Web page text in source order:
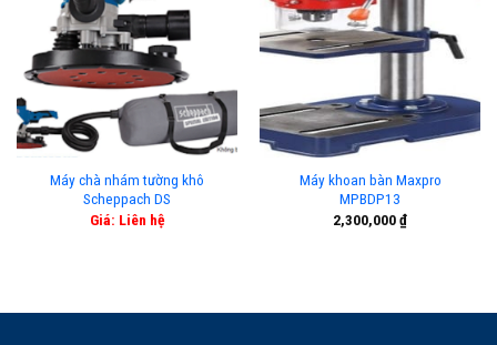
Máy chà nhám tường khô
Scheppach DS
Giá: Liên hệ
Máy khoan bàn Maxpro
MPBDP13
2,300,000₫